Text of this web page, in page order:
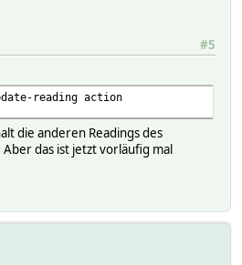
#5
reading action
die anderen Readings des
das ist jetzt vorläufig mal